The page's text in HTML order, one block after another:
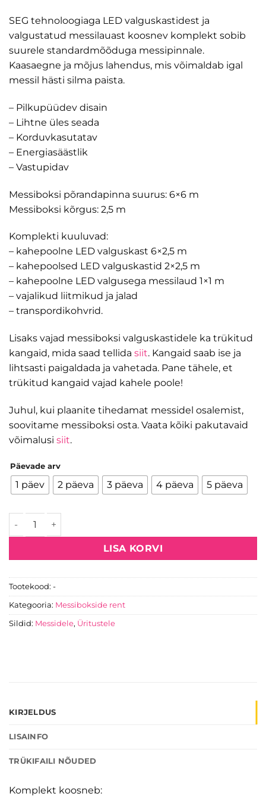
SEG tehnoloogiaga LED valguskastidest ja
valgustatud messilauast koosnev komplekt sobib
suurele standardmõõduga messipinnale.
Kaasaegne ja mõjus lahendus, mis võimaldab igal
messil hästi silma paista.
– Pilkupüüdev disain
– Lihtne üles seada
– Korduvkasutatav
– Energiasäästlik
– Vastupidav
Messiboksi põrandapinna suurus: 6×6 m
Messiboksi kõrgus: 2,5 m
Komplekti kuuluvad:
– kahepoolne LED valguskast 6×2,5 m
– kahepoolsed LED valguskastid 2×2,5 m
– kahepoolne LED valgusega messilaud 1×1 m
– vajalikud liitmikud ja jalad
– transpordikohvrid.
Lisaks vajad messiboksi valguskastidele ka trükitud
kangaid, mida saad tellida siit. Kangaid saab ise ja
lihtsasti paigaldada ja vahetada. Pane tähele, et
trükitud kangaid vajad kahele poole!
Juhul, kui plaanite tihedamat messidel osalemist,
soovitame messiboksi osta. Vaata kõiki pakutavaid
võimalusi siit.
Päevade arv
1 päev 2 päeva 3 päeva 4 päeva 5 päeva
Messiboks 6x6 C rent kogusLISA KORVI
Tootekood: -
Kategooria: Messibokside rent
Sildid: Messidele, Üritustele
KIRJELDUS
LISAINFO
TRÜKIFAILI NÕUDED
Komplekt koosneb: